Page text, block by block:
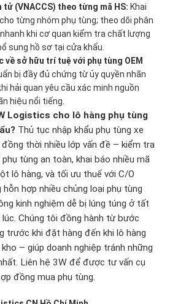
tử (VNACCS) theo từng mã HS: Khai
từng nhóm phụ tùng; theo dõi phân
khi cơ quan kiểm tra chất lượng
sung hồ sơ tại cửa khẩu.
về sở hữu trí tuệ với phụ tùng OEM
bị đầy đủ chứng từ ủy quyền nhãn
hải quan yêu cầu xác minh nguồn
hiệu nổi tiếng.
Logistics cho lô hàng phụ tùng
Thủ tục nhập khẩu phụ tùng xe
thời nhiều lớp vấn đề – kiểm tra
tùng an toàn, khai báo nhiều mã
lô hàng, và tối ưu thuế với C/O
hỗn hợp nhiều chủng loại phụ tùng
kinh nghiệm dễ bị lúng túng ở tất
Chúng tôi đồng hành từ bước
trước khi đặt hàng đến khi lô hàng
– giúp doanh nghiệp tránh những
Liên hệ 3W để được tư vấn cụ
đồng mua phụ tùng.